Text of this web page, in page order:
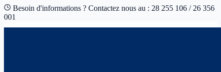
Besoin d'informations ? Contactez nous au : 28 255 106 / 26 356
001